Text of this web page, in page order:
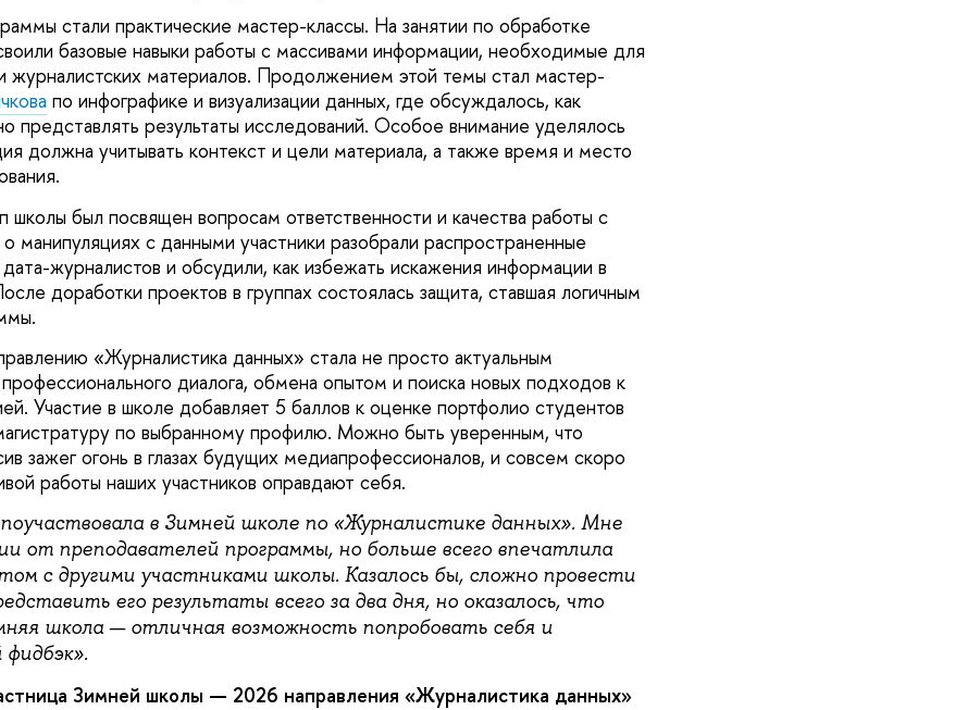
стали практические мастер-классы. На занятии по обработке
базовые навыки работы с массивами информации, необходимые для
журналистских материалов. Продолжением этой темы стал мастер-
по инфографике и визуализации данных, где обсуждалось, как
представлять результаты исследований. Особое внимание уделялось
должна учитывать контекст и цели материала, а также время и место
школы был посвящен вопросам ответственности и качества работы с
манипуляциях с данными участники разобрали распространенные
журналистов и обсудили, как избежать искажения информации в
доработки проектов в группах состоялась защита, ставшая логичным
«Журналистика данных» стала не просто актуальным
диалога, обмена опытом и поиска новых подходов к
Участие в школе добавляет 5 баллов к оценке портфолио студентов
по выбранному профилю. Можно быть уверенным, что
зажег огонь в глазах будущих медиапрофессионалов, и совсем скоро
работы наших участников оправдают себя.
в Зимней школе по «Журналистике данных». Мне
от преподавателей программы, но больше всего впечатлила
с другими участниками школы. Казалось бы, сложно провести
его результаты всего за два дня, но оказалось, что
школа — отличная возможность попробовать себя и
Зимней школы — 2026 направления «Журналистика данных»